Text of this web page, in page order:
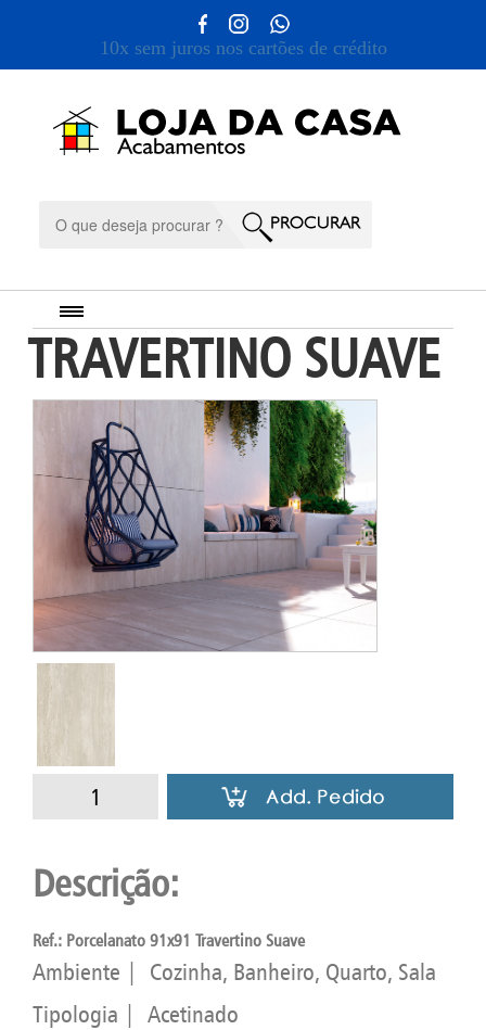
10x sem juros nos cartões de crédito
TRAVERTINO SUAVE
Descrição:
Ref.: Porcelanato 91x91 Travertino Suave
Ambiente | Cozinha, Banheiro, Quarto, Sala
Tipologia | Acetinado